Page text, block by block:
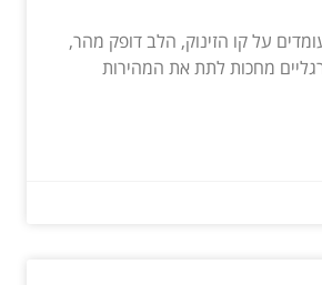
על קו הזינוק, הלב דופק מהר,
מחכות לתת את המהירות